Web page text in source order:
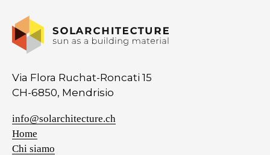
Via Flora Ruchat-Roncati 15
CH-6850, Mendrisio
info@solarchitecture.ch
Home
Chi siamo